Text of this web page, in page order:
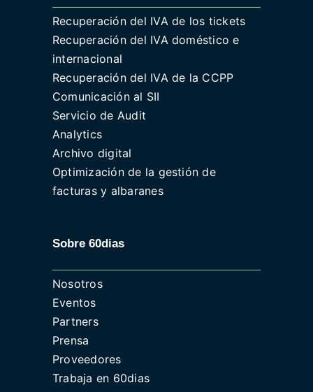
Recuperación del IVA de los tickets
Recuperación del IVA doméstico e
internacional
Recuperación del IVA de la CCPP
Comunicación al SII
Servicio de Audit
Analytics
Archivo digital
Optimización de la gestión de
facturas y albaranes
Sobre 60dias
Nosotros
Eventos
Partners
Prensa
Proveedores
Trabaja en 60dias